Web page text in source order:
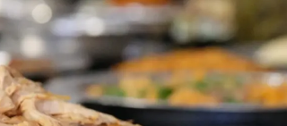
Samsun
Siirt
Sinop